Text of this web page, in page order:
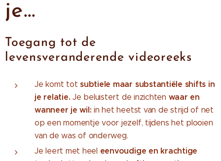
je...
Toegang tot de
levensveranderende videoreeks
Je komt totsubtiele maar substantiële shifts in
je relatie. Je beluistert de inzichten waar en
wanneer je wil:in het heetst van de strijd of net
op een momentje voor jezelf, tijdens het plooien
van de was of onderweg.
Je leert met heel eenvoudige en krachtige